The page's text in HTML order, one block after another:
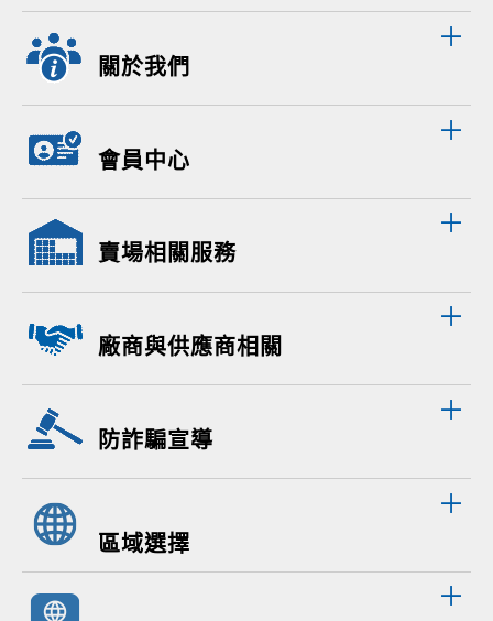
關於我們
會員中心
賣場相關服務
廠商與供應商相關
防詐騙宣導
區域選擇